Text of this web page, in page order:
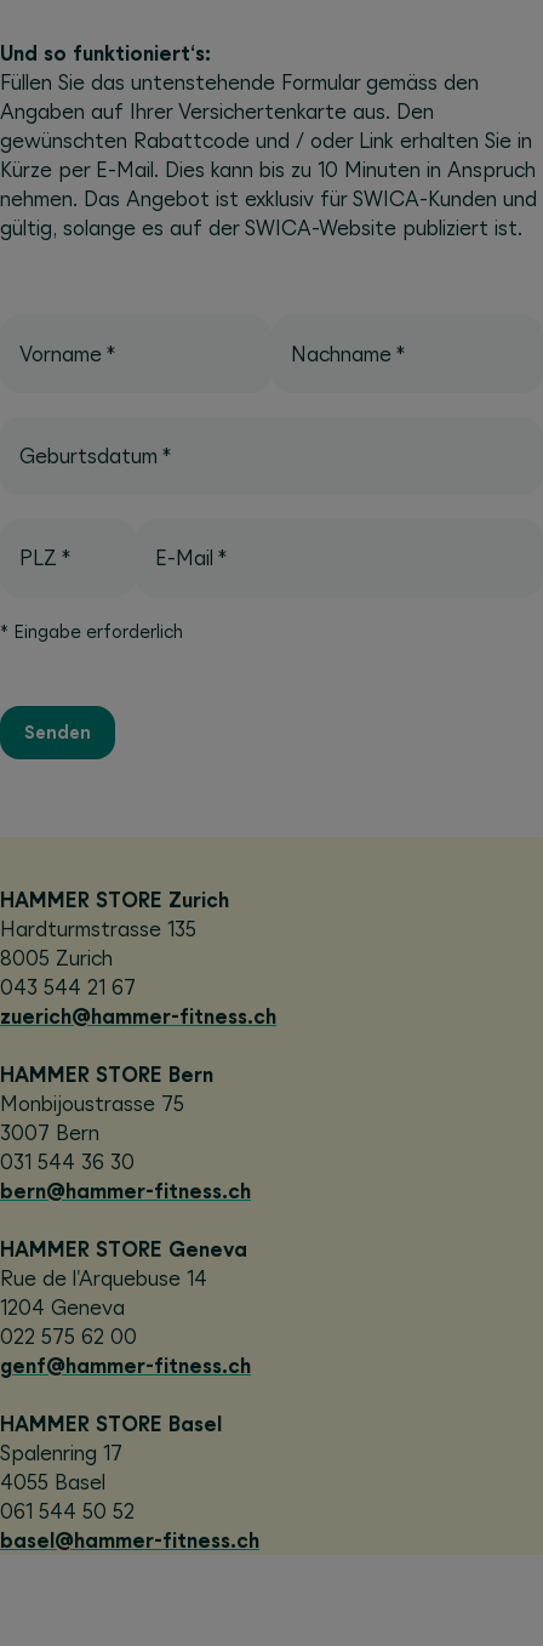
Und so funktioniert‘s:
Füllen Sie das untenstehende Formular gemäss den
Angaben auf Ihrer Versichertenkarte aus. Den
gewünschten Rabattcode und / oder Link erhalten Sie in
Kürze per E-Mail. Dies kann bis zu 10 Minuten in Anspruch
nehmen. Das Angebot ist exklusiv für SWICA-Kunden und
gültig, solange es auf der SWICA-Website publiziert ist.
Vorname * Nachname *
Geburtsdatum *
PLZ * E-Mail *
* Eingabe erforderlich
Senden
HAMMER STORE Zurich
Hardturmstrasse 135
8005 Zurich
043 544 21 67
zuerich@hammer-fitness.ch
HAMMER STORE Bern
Monbijoustrasse 75
3007 Bern
031 544 36 30
bern@hammer-fitness.ch
HAMMER STORE Geneva
Rue de l'Arquebuse 14
1204 Geneva
022 575 62 00
genf@hammer-fitness.ch
HAMMER STORE Basel
Spalenring 17
4055 Basel
061 544 50 52
basel@hammer-fitness.ch